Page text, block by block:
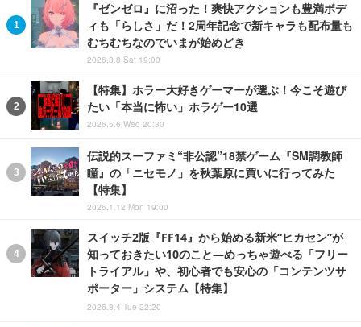
『ゼンゼロ』に沼った！爽快アクションも豊満ボデ
ィも「らしさ」だ！2周年記念で新キャラも配布量も
むちむちなのでいまが始めどき
2026.8.8 Sat 19:00
【特集】ホラー大好きゲーマーが選ぶ！今こそ遊び
たい「本当に怖い」ホラゲー10選
2026.5.6 Wed 20:30
伝説的スーファミ“非公認”18禁ゲーム『SM調教師
瞳』の「ニセモノ」を秋葉原に買いに行ってみた
【特集】
2026.1.12 Mon 19:00
スイッチ2版『FF14』から始める新米“ヒカセン”が
知っておきたい10のこと―めっちゃ遊べる「フリー
トライアル」や、初心者でも安心の「コンテンツサ
ポーター」システム【特集】
2026.8.4 Tue 22:20